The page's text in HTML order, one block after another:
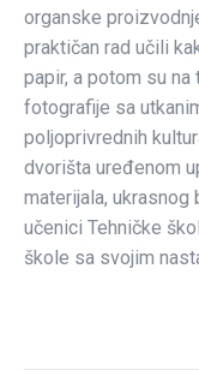
organske
praktičan rad učili
papir, a potom su
fotografije sa
poljoprivrednih
dvorišta uređenom
materijala,
učenici Tehničke
škole sa svojim